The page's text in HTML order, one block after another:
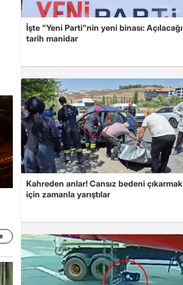
İşte "Yeni Parti"nin yeni binası: Açılacağı
tarih manidar
Kahreden anlar! Cansız bedeni çıkarmak
için zamanla yarıştılar